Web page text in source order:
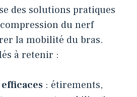
des solutions pratiques
du nerf
la mobilité du bras.
à retenir :
: étirements,